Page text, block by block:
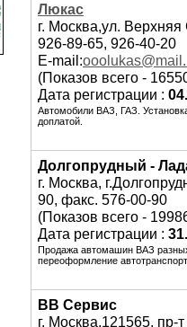
Люкас
г. Москва,ул.
926-89-65, 926-40-20
E-mail:
(Показов всего -
Дата регистрации :
Автомобили ВАЗ, ГАЗ.
доплатой.
Долгопрудный -
г. Москва,
90, факс. 576-00-90
(Показов всего -
Дата регистрации :
Продажа автомашин ВАЗ
переоформление
ВВ Сервис
г. Москва,121565, пр-